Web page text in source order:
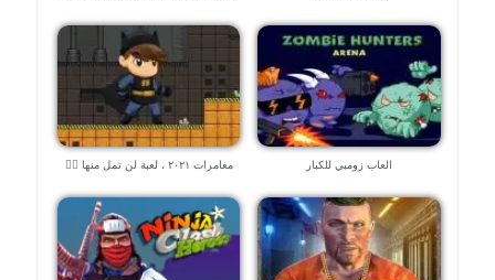
العاب زومبي للكبار
مغامرات ٢٠٢١ ، لعبة لن تمل منها 🧗‍♀️